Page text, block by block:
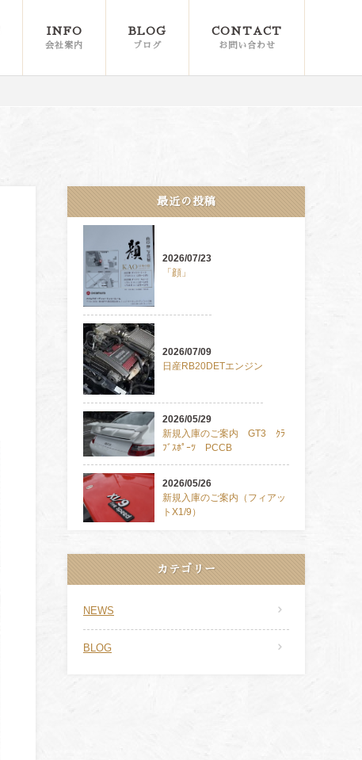
INFO
会社案内
BLOG
ブログ
CONTACT
お問い合わせ
最近の投稿
2026/07/23
「顔」
2026/07/09
日産RB20DETエンジン
2026/05/29
新規入庫のご案内 GT3 ｸﾗ
ﾌﾞｽﾎﾟｰﾂ PCCB
2026/05/26
新規入庫のご案内（フィアッ
トX1/9）
カテゴリー
NEWS
BLOG